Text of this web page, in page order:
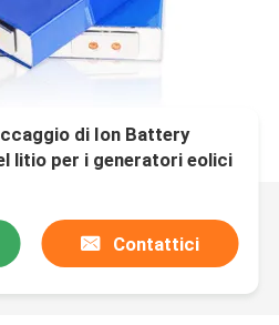
di Ion Battery
litio per i generatori eolici
Contattici